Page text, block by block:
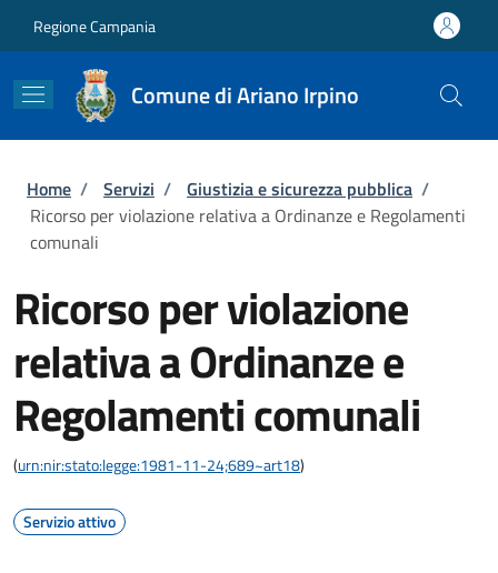
Regione Campania
Comune di Ariano Irpino
Briciole di pane
Home / Servizi / Giustizia e sicurezza pubblica /
Ricorso per violazione relativa a Ordinanze e Regolamenti
comunali
Ricorso per violazione
relativa a Ordinanze e
Regolamenti comunali
(urn:nir:stato:legge:1981-11-24;689~art18)
Servizio attivo